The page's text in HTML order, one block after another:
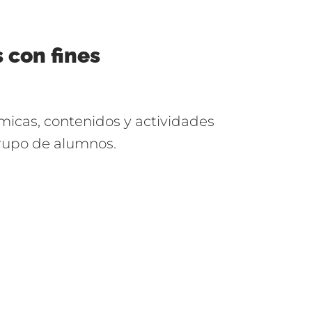
con fines
contenidos y actividades
de alumnos.